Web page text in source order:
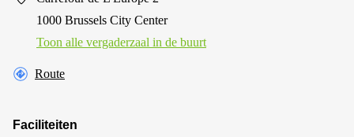
1000 Brussels City Center
Toon alle vergaderzaal in de buurt
Route
Faciliteiten